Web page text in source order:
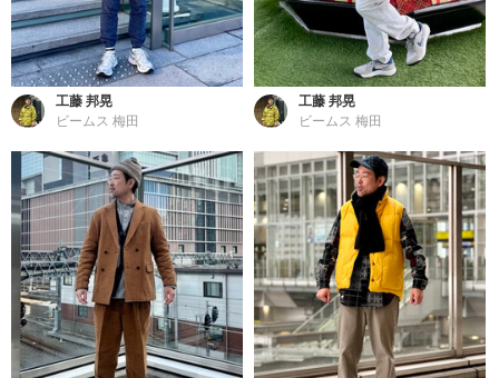
工藤 邦晃
ビームス 梅田
工藤 邦晃
ビームス 梅田